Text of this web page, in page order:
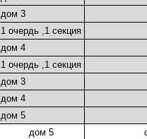
дом 3
1 очердь ,1 секция
дом 4
1 очердь ,1 секция
дом 3
дом 4
дом 5
дом 5